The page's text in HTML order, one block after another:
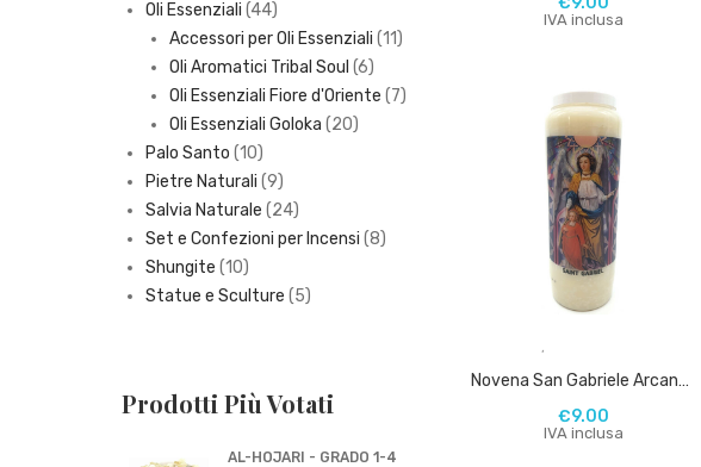
IVA inclusa
Novena San Gabriele Arcangelo
€9.00
IVA inclusa
Oli Essenziali 4444
products
Accessori per Oli Essenziali 1111
Oli Aromatici Tribal Soul 66
products
Oli Essenziali Fiore d'Oriente 77
Oli Essenziali Goloka 2020
Palo Santo 1010
products
Pietre Naturali 99
products
Salvia Naturale 2424
products
Set e Confezioni per Incensi 88
Shungite 1010
products
Statue e Sculture 55
Prodotti Più Votati
AL-HOJARI - GRADO 1-4